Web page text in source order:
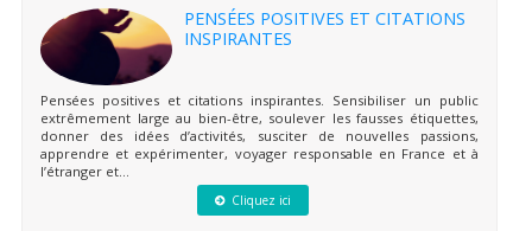
PENSÉES POSITIVES ET CITATIONS
INSPIRANTES
Pensées positives et citations inspirantes. Sensibiliser un public
extrêmement large au bien-être, soulever les fausses étiquettes,
donner des idées d’activités, susciter de nouvelles passions,
apprendre et expérimenter, voyager responsable en France et à
l’étranger et...
Cliquez ici